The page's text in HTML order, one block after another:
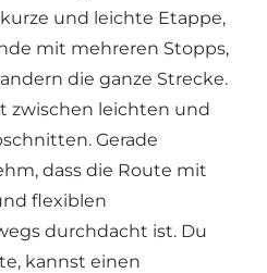
und leichte Etappe,
mit mehreren Stopps,
die ganze Strecke.
zwischen leichten und
Gerade
dass die Route mit
flexiblen
durchdacht ist. Du
kannst einen